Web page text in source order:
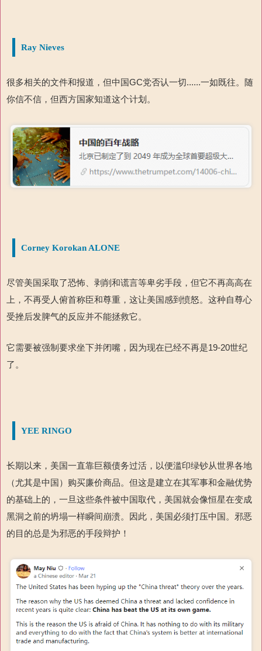
Ray Nieves
很多相关的文件和报道，但中国GC党否认一切......一如既往。随
你信不信，但西方国家知道这个计划。
Corney Korokan ALONE
尽管美国采取了恐怖、剥削和谎言等卑劣手段，但它不再高高在
上，不再受人俯首称臣和尊重，这让美国感到愤怒。这种自尊心
受挫后发脾气的反应并不能拯救它。
它需要被强制要求坐下并闭嘴，因为现在已经不再是19-20世纪
了。
YEE RINGO
长期以来，美国一直靠巨额债务过活，以便滥印绿钞从世界各地
（尤其是中国）购买廉价商品。但这是建立在其军事和金融优势
的基础上的，一旦这些条件被中国取代，美国就会像恒星在变成
黑洞之前的坍塌一样瞬间崩溃。因此，美国必须打压中国。邪恶
的目的总是为邪恶的手段辩护！